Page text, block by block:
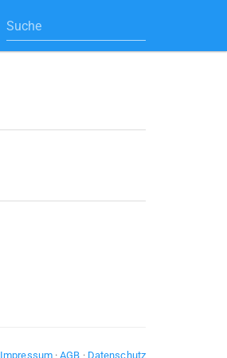
Impressum·AGB · Datenschutz